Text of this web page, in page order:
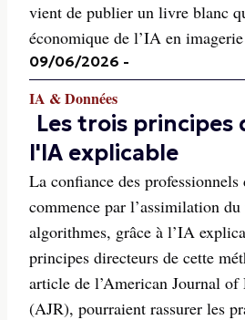
vient de publier un livre blanc
économique de l’IA en
09/06/2026 -
IA & Données
Les trois principes
l'IA explicable
La confiance des professionnels
commence par l’assimilation
algorithmes, grâce à l’IA
principes directeurs de cette
article de l’American Journal of
(AJR), pourraient rassurer les